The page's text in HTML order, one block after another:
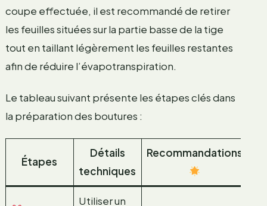
coupe effectuée, il est recommandé de retirer
les feuilles situées sur la partie basse de la tige
tout en taillant légèrement les feuilles restantes
afin de réduire l’évapotranspiration.
Le tableau suivant présente les étapes clés dans
la préparation des boutures :
Étapes
Détails
techniques
Recommandations
Utiliser un